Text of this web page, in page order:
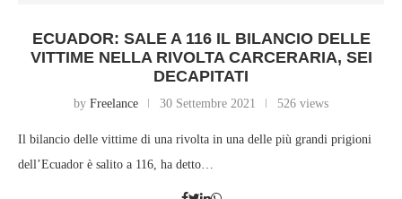
ECUADOR: SALE A 116 IL BILANCIO DELLE
VITTIME NELLA RIVOLTA CARCERARIA, SEI
DECAPITATI
by Freelance 30 Settembre 2021 526 views
Il bilancio delle vittime di una rivolta in una delle più grandi prigioni
dell’Ecuador è salito a 116, ha detto…